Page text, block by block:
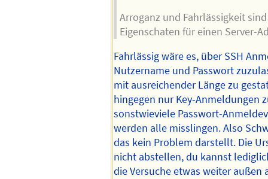
Arroganz und Fahrlässigkeit
Eigenschaten für einen Server-
Fahrlässig wäre es, über SSH
Nutzername und Passwort
mit ausreichender Länge zu
hingegen nur Key-Anmeldungen
sonstwieviele Passwort-
werden alle misslingen. Also
das kein Problem darstellt. Die
nicht abstellen, du kannst
die Versuche etwas weiter außen